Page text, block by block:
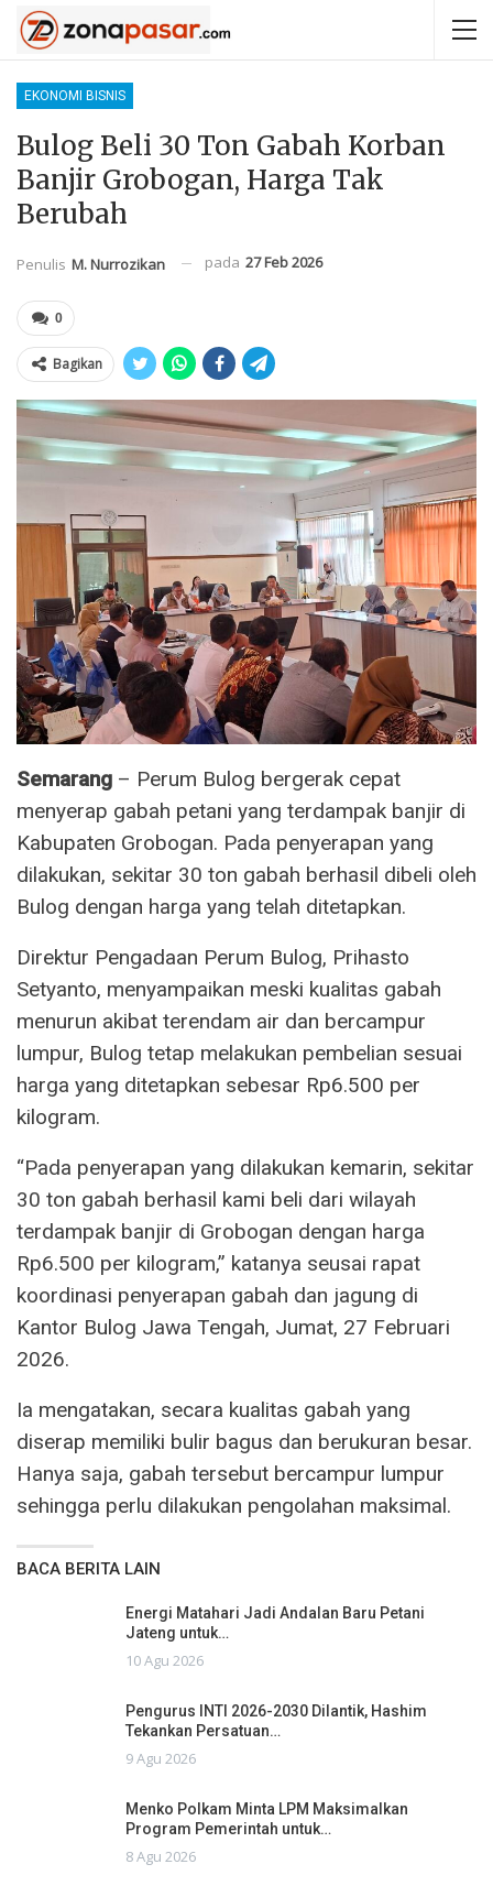
EKONOMI BISNIS
Bulog Beli 30 Ton Gabah Korban
Banjir Grobogan, Harga Tak
Berubah
Penulis M. Nurrozikan pada 27 Feb 2026
0
Bagikan
Semarang – Perum Bulog bergerak cepat
menyerap gabah petani yang terdampak banjir di
Kabupaten Grobogan. Pada penyerapan yang
dilakukan, sekitar 30 ton gabah berhasil dibeli oleh
Bulog dengan harga yang telah ditetapkan.
Direktur Pengadaan Perum Bulog, Prihasto
Setyanto, menyampaikan meski kualitas gabah
menurun akibat terendam air dan bercampur
lumpur, Bulog tetap melakukan pembelian sesuai
harga yang ditetapkan sebesar Rp6.500 per
kilogram.
“Pada penyerapan yang dilakukan kemarin, sekitar
30 ton gabah berhasil kami beli dari wilayah
terdampak banjir di Grobogan dengan harga
Rp6.500 per kilogram,” katanya seusai rapat
koordinasi penyerapan gabah dan jagung di
Kantor Bulog Jawa Tengah, Jumat, 27 Februari
2026.
Ia mengatakan, secara kualitas gabah yang
diserap memiliki bulir bagus dan berukuran besar.
Hanya saja, gabah tersebut bercampur lumpur
sehingga perlu dilakukan pengolahan maksimal.
BACA BERITA LAIN
Energi Matahari Jadi Andalan Baru Petani
Jateng untuk…
10 Agu 2026
Pengurus INTI 2026-2030 Dilantik, Hashim
Tekankan Persatuan…
9 Agu 2026
Menko Polkam Minta LPM Maksimalkan
Program Pemerintah untuk…
8 Agu 2026